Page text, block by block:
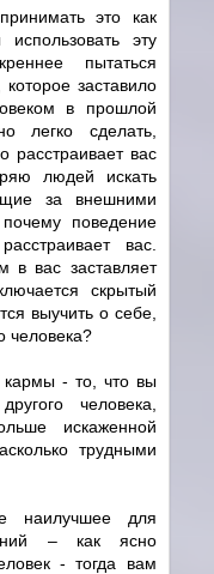
это как
эту
пытаться
заставило
в прошлой
легко сделать,
расстраивает вас
людей искать
за внешними
поведение
вас.
в вас заставляет
скрытый
выучить о себе,
человека?
кармы - то, что вы
человека,
искаженной
трудными
наилучшее для
– как ясно
- тогда вам